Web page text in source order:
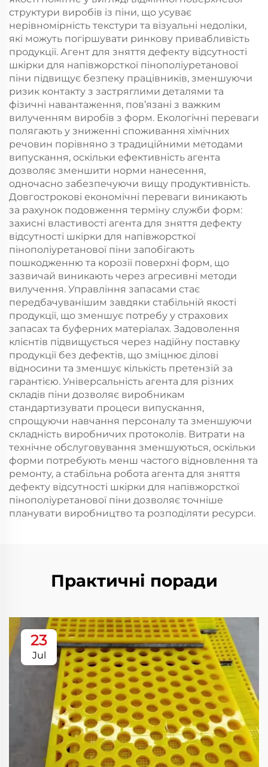
структури виробів із піни, що усуває
нерівномірність текстури та візуальні недоліки,
які можуть погіршувати ринкову привабливість
продукції. Агент для зняття дефекту відсутності
шкірки для напівжорсткої пінополіуретанової
піни підвищує безпеку працівників, зменшуючи
ризик контакту з застряглими деталями та
фізичні навантаження, пов’язані з важким
вилученням виробів з форм. Екологічні переваги
полягають у зниженні споживання хімічних
речовин порівняно з традиційними методами
випускання, оскільки ефективність агента
дозволяє зменшити норми нанесення,
одночасно забезпечуючи вищу продуктивність.
Довгострокові економічні переваги виникають
за рахунок подовження терміну служби форм:
захисні властивості агента для зняття дефекту
відсутності шкірки для напівжорсткої
пінополіуретанової піни запобігають
пошкодженню та корозії поверхні форм, що
зазвичай виникають через агресивні методи
вилучення. Управління запасами стає
передбачуванішим завдяки стабільній якості
продукції, що зменшує потребу у страхових
запасах та буферних матеріалах. Задоволення
клієнтів підвищується через надійну поставку
продукції без дефектів, що зміцнює ділові
відносини та зменшує кількість претензій за
гарантією. Універсальність агента для різних
складів піни дозволяє виробникам
стандартизувати процеси випускання,
спрощуючи навчання персоналу та зменшуючи
складність виробничих протоколів. Витрати на
технічне обслуговування зменшуються, оскільки
форми потребують менш частого відновлення та
ремонту, а стабільна робота агента для зняття
дефекту відсутності шкірки для напівжорсткої
пінополіуретанової піни дозволяє точніше
планувати виробництво та розподіляти ресурси.
Практичні поради
23
Jul